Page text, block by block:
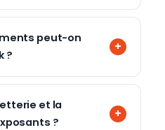
peut-on
?
et la
?